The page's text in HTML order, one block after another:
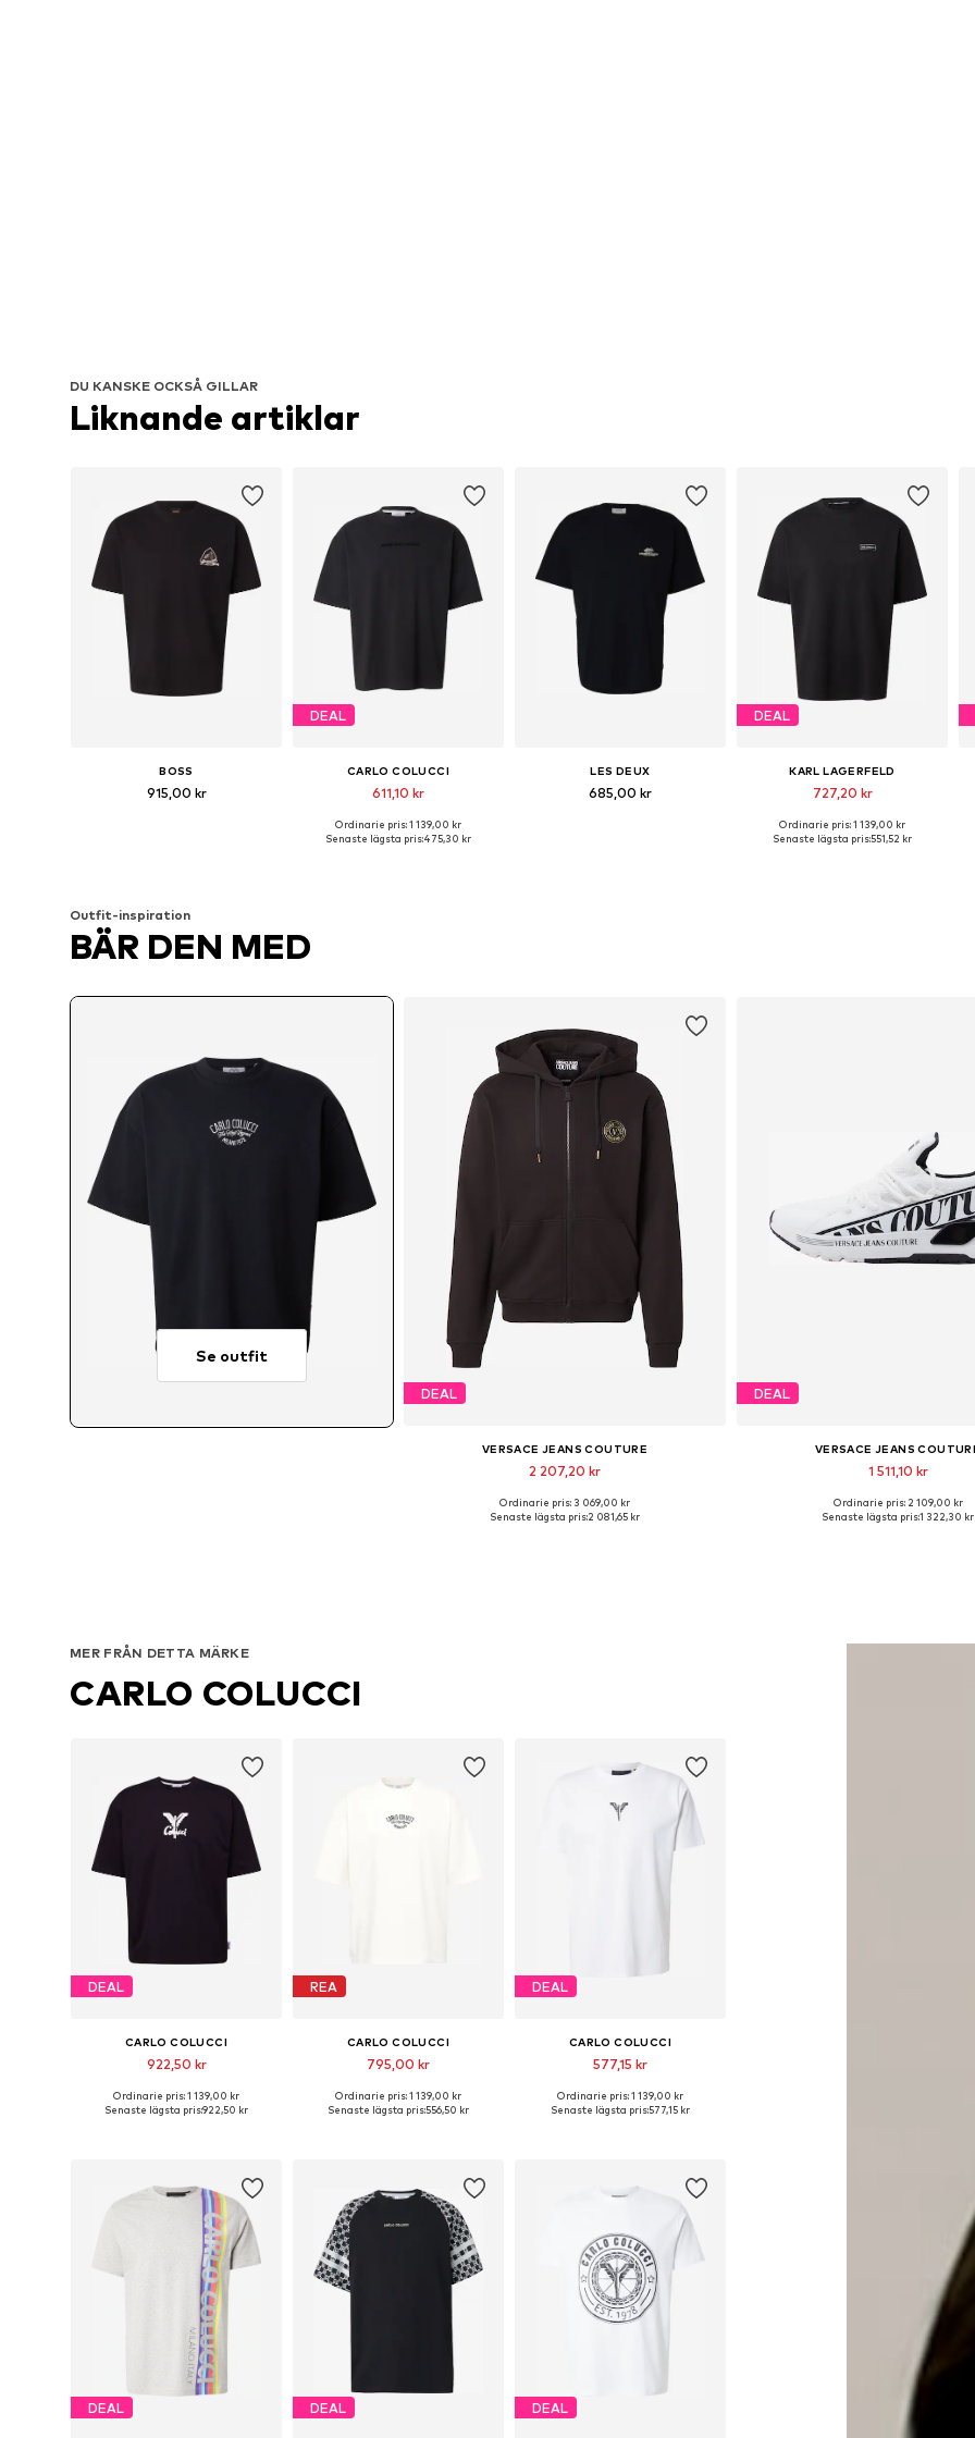
DU KANSKE OCKSÅ GILLAR
Liknande artiklar
BOSS
915,00 kr
DEAL
CARLO COLUCCI
611,10 kr
Tillgängliga storlekar: S, M, L
Ordinarie pris: 1 139,00 kr
Senaste lägsta pris:475,30 kr
LES DEUX
685,00 kr
DEAL
KARL LAGERFELD
727,20 kr
Tillgängliga storlekar: S, M, L, XL
Ordinarie pris: 1 139,00 kr
Senaste lägsta pris:551,52 kr
Outfit-inspiration
BÄR DEN MED
Se outfit
DEAL
VERSACE JEANS COUTURE
2 207,20 kr
Tillgängliga storlekar: M
Ordinarie pris: 3 069,00 kr
Senaste lägsta pris:2 081,65 kr
DEAL
VERSACE JEANS
1 511,10 kr
Tillgängliga storlekar: 40,
Ordinarie pris: 2 109,00 kr
Senaste lägsta pris:1 322,30 kr
MER FRÅN DETTA MÄRKE
CARLO COLUCCI
DEAL
CARLO COLUCCI
922,50 kr
Ordinarie pris: 1 139,00 kr
Senaste lägsta pris:922,50 kr
REA
CARLO COLUCCI
795,00 kr
Ordinarie pris: 1 139,00 kr
Senaste lägsta pris:556,50 kr
DEAL
CARLO COLUCCI
577,15 kr
Tillgängliga storlekar: S, M, L, XL
Ordinarie pris: 1 139,00 kr
Senaste lägsta pris:577,15 kr
DEAL DEAL DEAL